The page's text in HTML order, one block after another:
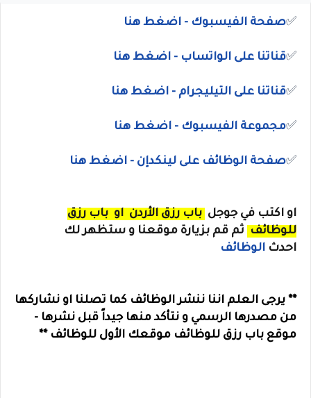
✅صفحة الفيسبوك - اضغط هنا
✅قناتنا على الواتساب - اضغط هنا
✅قناتنا على التيليجرام - اضغط هنا
✅مجموعة الفيسبوك - اضغط هنا
✅صفحة الوظائف على لينكدإن - اضغط هنا
او اكتب في جوجل باب رزق الأردن او باب رزق
للوظائف
ثم قم بزيارة موقعنا و ستظهر لك
احدث الوظائف
** يرجى العلم اننا ننشر الوظائف كما تصلنا او نشاركها
من مصدرها الرسمي و نتأكد منها جيداً قبل نشرها -
موقع باب رزق للوظائف موقعك الأول للوظائف **